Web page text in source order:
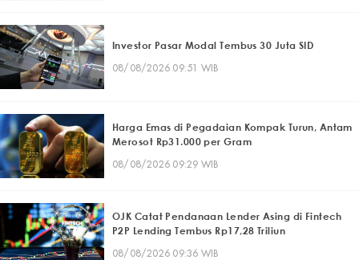
Investor Pasar Modal Tembus 30 Juta SID
08/08/2026 09:51 WIB
Harga Emas di Pegadaian Kompak Turun, Antam
Merosot Rp31.000 per Gram
08/08/2026 09:29 WIB
OJK Catat Pendanaan Lender Asing di Fintech
P2P Lending Tembus Rp17,28 Triliun
08/08/2026 09:36 WIB